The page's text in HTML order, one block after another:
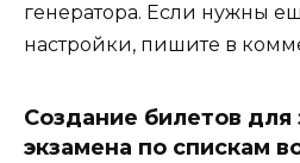
генератора. Если нужны
настройки, пишите в
Создание билетов для
экзамена по спискам